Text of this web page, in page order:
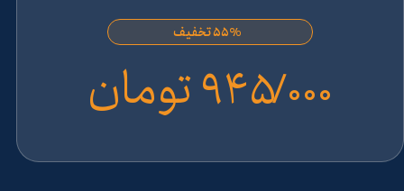
۵۵% تخفیف
۹۴۵/۰۰۰ تومان